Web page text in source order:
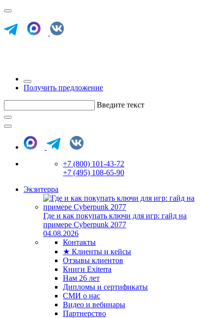
Получить предложение
Введите текст
+7 (800) 101-43-72
+7 (495) 108-65-90
Экзитерра
Где и как покупать ключи для игр: гайд на
примере Cyberpunk 2077
04.08.2026
Контакты
★ Клиенты и кейсы
Отзывы клиентов
Книги Exiterra
Нам 26 лет
Дипломы и сертификаты
СМИ о нас
Видео и вебинары
Партнерство